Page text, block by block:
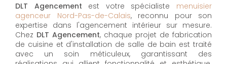
DLT Agencement est votre spécialiste menuisier
agenceur Nord-Pas-de-Calais, reconnu pour son
expertise dans l'agencement intérieur sur mesure.
Chez DLT Agencement, chaque projet de fabrication
de cuisine et d'installation de salle de bain est traité
avec un soin méticuleux, garantissant des